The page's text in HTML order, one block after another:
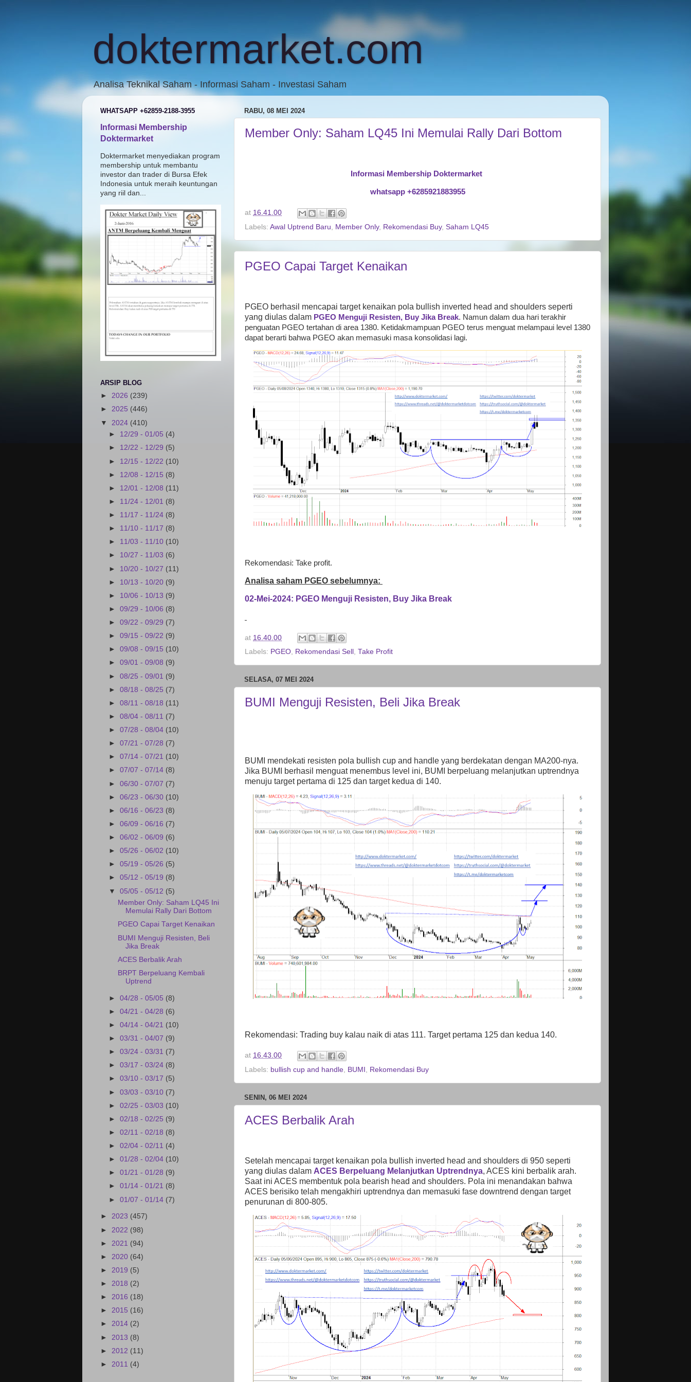
doktermarket.com
Analisa Teknikal Saham - Informasi Saham - Investasi Saham
RABU, 08 MEI 2024
Member Only: Saham LQ45 Ini Memulai Rally Dari Bottom
Informasi Membership Doktermarket
whatsapp +6285921883955
at 16.41.00
Labels: Awal Uptrend Baru Member Only, Rekomendasi Buy, Saham LQ45
PGEO Capai Target Kenaikan
PGEO berhasil mencapai target kenaikan pola bullish inverted head and shoulders seperti
yang diulas dalam PGEO Menguji Resisten, Buy Jika Break. Namun dalam dua hari terakhir
penguatan PGEO tertahan di area 1380. Ketidakmampuan PGEO terus menguat melampaui level 1380
dapat berarti bahwa PGEO akan memasuki masa konsolidasi lagi.
Rekomendasi: Take profit.
Analisa saham PGEO sebelumnya:
02-Mei-2024: PGEO Menguji Resisten, Buy Jika Break
at 16.40.00
Labels: PGEO, Rekomendasi Sell , Take Profit
SELASA, 07 MEI 2024
BUMI Menguji Resisten, Beli Jika Break
BUMI mendekati resisten pola bullish cup and handle yang berdekatan dengan MA200-nya.
Jika BUMI berhasil menguat menembus level ini, BUMI berpeluang melanjutkan uptrendnya
menuju target pertama di 125 dan target kedua di 140.
Rekomendasi: Trading buy kalau naik di atas 111. Target pertama 125 dan kedua 140.
at 16.43.00
Labels: bullish cup and handle, BUMI , Rekomendasi Buy
SENIN, 06 MEI 2024
ACES Berbalik Arah
Setelah mencapai target kenaikan pola bullish inverted head and shoulders di 950 seperti
yang diulas dalam ACES Berpeluang Melanjutkan Uptrendnya, ACES kini berbalik arah.
Saat ini ACES membentuk pola bearish head and shoulders. Pola ini menandakan bahwa
ACES berisiko telah mengakhiri uptrendnya dan memasuki fase downtrend dengan target
penurunan di 800-805.
WHATSAPP +62859-2188-3955
Informasi Membership
Doktermarket
Doktermarket menyediakan program
membership untuk membantu
investor dan trader di Bursa Efek
Indonesia untuk meraih keuntungan
yang riil dan...
ARSIP BLOG
► 2026 (239)
► 2025 (446)
▼ 2024 (410)
► 12/29 - 01/05 (4)
► 12/22 - 12/29 (5)
► 12/15 - 12/22 (10)
► 12/08 - 12/15 (8)
► 12/01 - 12/08 (11)
► 11/24 - 12/01 (8)
► 11/17 - 11/24 (8)
► 11/10 - 11/17 (8)
► 11/03 - 11/10 (10)
► 10/27 - 11/03 (6)
► 10/20 - 10/27 (11)
► 10/13 - 10/20 (9)
► 10/06 - 10/13 (9)
►09/29 - 10/06 (8)
►09/22 - 09/29 (7)
►09/15 - 09/22 (9)
►09/08 - 09/15 (10)
►09/01 - 09/08 (9)
►08/25 - 09/01 (9)
►08/18 - 08/25 (7)
►08/11 - 08/18 (11)
►08/04 - 08/11 (7)
►07/28 - 08/04 (10)
►07/21 - 07/28 (7)
►07/14 - 07/21 (10)
►07/07 - 07/14 (8)
►06/30 - 07/07 (7)
►06/23 - 06/30 (10)
►06/16 - 06/23 (8)
►06/09 - 06/16 (7)
►06/02 - 06/09 (6)
►05/26 - 06/02 (10)
►05/19 - 05/26 (5)
►05/12 - 05/19 (8)
▼05/05 - 05/12 (5)
Member Only: Saham LQ45 Ini
Memulai Rally Dari Bottom
PGEO Capai Target Kenaikan
BUMI Menguji Resisten, Beli
Jika Break
ACES Berbalik Arah
BRPT Berpeluang Kembali
Uptrend
►04/28 - 05/05 (8)
►04/21 - 04/28 (6)
►04/14 - 04/21 (10)
►03/31 - 04/07 (9)
►03/24 - 03/31 (7)
►03/17 - 03/24 (8)
►03/10 - 03/17 (5)
►03/03 - 03/10 (7)
►02/25 - 03/03 (10)
►02/18 - 02/25 (9)
►02/11 - 02/18 (8)
►02/04 - 02/11 (4)
►01/28 - 02/04 (10)
►01/21 - 01/28 (9)
►01/14 - 01/21 (8)
►01/07 - 01/14 (7)
► 2023 (457)
► 2022 (98)
► 2021 (94)
► 2020 (64)
► 2019 (5)
► 2018 (2)
► 2016 (18)
► 2015 (16)
► 2014 (2)
► 2013 (8)
► 2012 (11)
► 2011 (4)